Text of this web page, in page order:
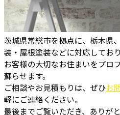
茨城県常総市を拠点に、栃木県
装・屋根塗装などに対応しており
お客様の大切なお住まいをプロ
蘇らせます。
ご相談やお見積もりは、ぜひお
軽にご連絡ください。
最後までご覧いただき、ありが